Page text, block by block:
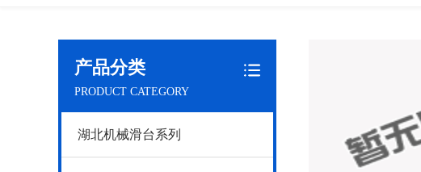
产品分类
PRODUCT CATEGORY
湖北机械滑台系列